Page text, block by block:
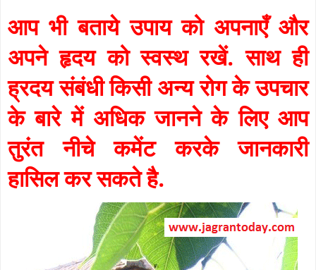
आप भी बताये उपाय को अपनाएँ और
अपने हृदय को स्वस्थ रखें. साथ ही
ह्रदय संबंधी किसी अन्य रोग के उपचार
के बारे में अधिक जानने के लिए आप
तुरंत नीचे कमेंट करके जानकारी
हासिल कर सकते है.